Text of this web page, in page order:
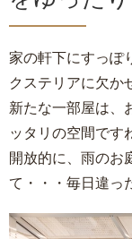
家の軒下にすっぽ
クステリアに欠か
新たな一部屋は、
ッタリの空間です
開放的に、雨のお
て・・・毎日違っ